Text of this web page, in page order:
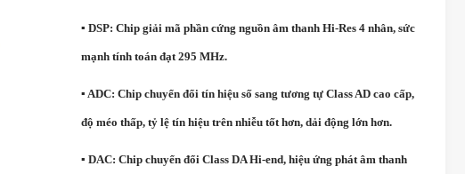
▪ DSP: Chip giải mã phần cứng nguồn âm thanh Hi-Res 4 nhân, sức
mạnh tính toán đạt 295 MHz.
▪ ADC: Chip chuyển đổi tín hiệu số sang tương tự Class AD cao cấp,
độ méo thấp, tỷ lệ tín hiệu trên nhiễu tốt hơn, dải động lớn hơn.
▪ DAC: Chip chuyển đổi Class DA Hi-end, hiệu ứng phát âm thanh